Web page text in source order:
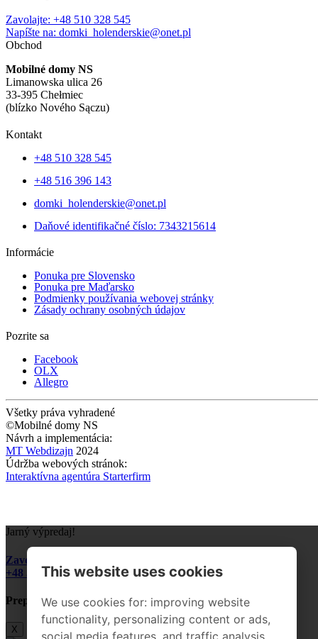
Zavolajte: +48 510 328 545
Napíšte na: domki_holenderskie@onet.pl
Obchod
Mobilné domy NS
Limanowska ulica 26
33-395 Chełmiec
(blízko Nového Sączu)
Kontakt
+48 510 328 545
+48 516 396 143
domki_holenderskie@onet.pl
Daňové identifikačné číslo: 7343215614
Informácie
Ponuka pre Slovensko
Ponuka pre Maďarsko
Podmienky používania webovej stránky
Zásady ochrany osobných údajov
Pozrite sa
Facebook
OLX
Allegro
Všetky práva vyhradené
©Mobilné domy NS
Návrh a implementácia:
MT Webdizajn 2024
Údržba webových stránok:
Interaktívna agentúra Starterfirm
This website uses cookies
We use cookies for: improving website
functionality, personalizing content or ads,
Jarný výpredaj!
Zavolajte a opýtajte sa na podrobnosti:
+48 510 328 545
Preprava domu do 200 km ZADARMO!
X